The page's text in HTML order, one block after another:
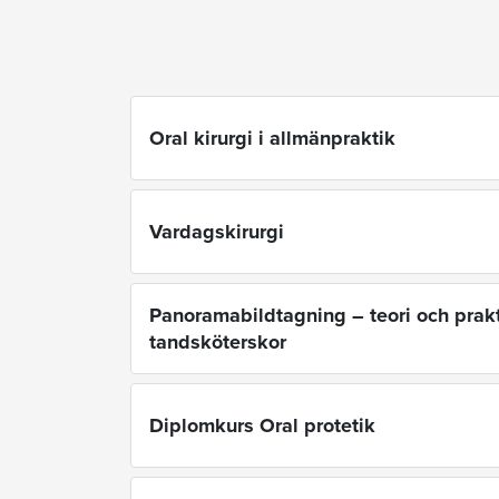
Oral kirurgi i allmänpraktik
Vardagskirurgi
Panoramabildtagning – teori och
tandsköterskor
Diplomkurs Oral protetik